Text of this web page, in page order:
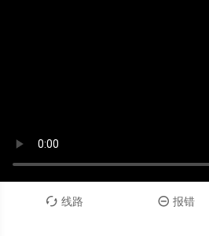
 线路  报错